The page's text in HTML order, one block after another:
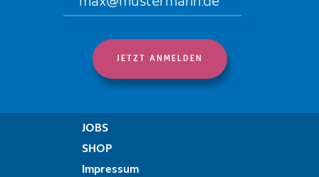
JOBS
SHOP
Impressum